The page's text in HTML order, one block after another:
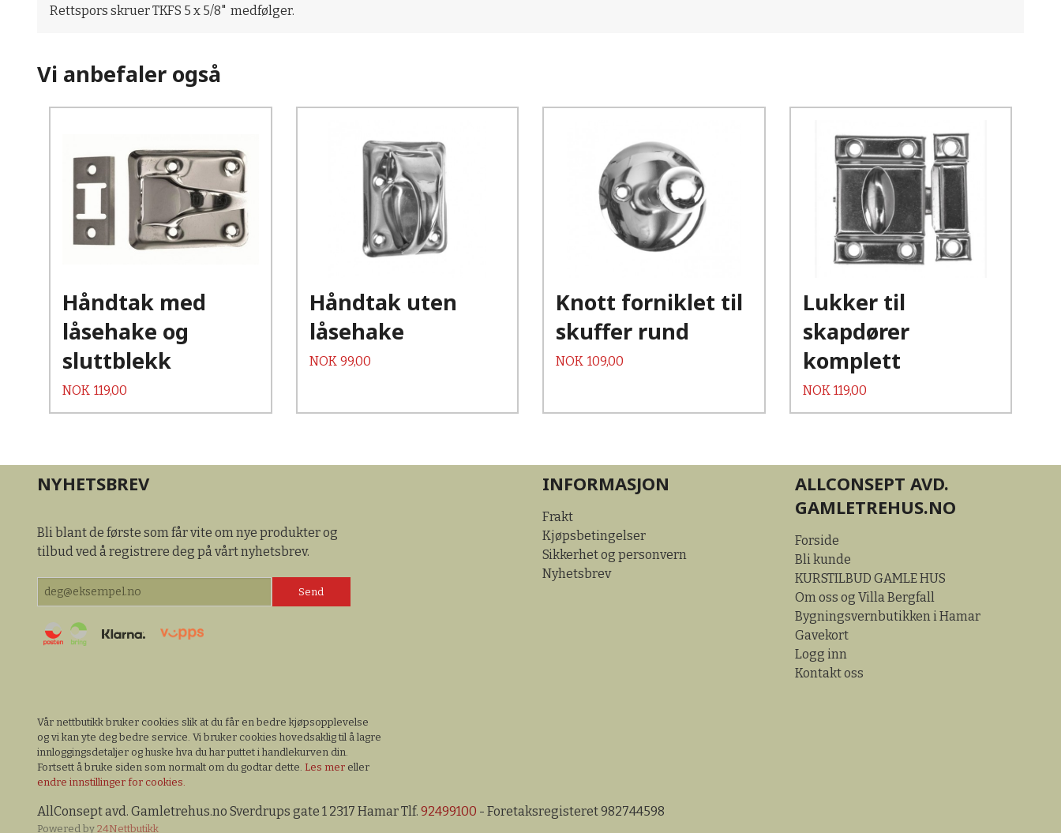
Rettspors skruer TKFS 5 x 5/8" medfølger.
Vi anbefaler også
Håndtak med
låsehake og
sluttblekk
Pris
NOK 119,00
Kjøp
Håndtak uten
låsehake
Pris
NOK 99,00
Kjøp
Les mer
Knott forniklet til
skuffer rund
Pris
NOK 109,00
Kjøp
Lukker til
skapdører
komplett
Pris
NOK 119,00
Kjøp
Les mer
NYHETSBREV
Bli blant de første som får vite om nye produkter og
tilbud ved å registrere deg på vårt nyhetsbrev.
INFORMASJON
Frakt
Kjøpsbetingelser
Sikkerhet og personvern
Nyhetsbrev
ALLCONSEPT AVD.
GAMLETREHUS.NO
Forside
Bli kunde
KURSTILBUD GAMLE HUS
Om oss og Villa Bergfall
Bygningsvernbutikken i Hamar
Gavekort
Logg inn
Kontakt oss
Vår nettbutikk bruker cookies slik at du får en bedre kjøpsopplevelse
og vi kan yte deg bedre service. Vi bruker cookies hovedsaklig til å lagre
innloggingsdetaljer og huske hva du har puttet i handlekurven din.
Fortsett å bruke siden som normalt om du godtar dette. Les mer eller
endre innstillinger for cookies.
AllConsept avd. Gamletrehus.no Sverdrups gate 1 2317 Hamar Tlf. 92499100 - Foretaksregisteret 982744598
Powered by 24Nettbutikk